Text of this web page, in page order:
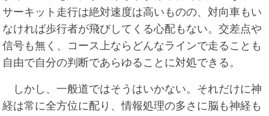
サーキット走行は絶対速度は高いものの、対向車もい
なければ歩行者が飛びしてくる心配もない。交差点や
信号も無く、コース上ならどんなラインで走ることも
自由で自分の判断であらゆることに対処できる。
しかし、一般道ではそうはいかない。それだけに神
経は常に全方位に配り、情報処理の多さに脳も神経も